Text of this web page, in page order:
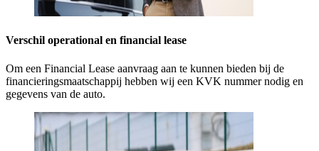
Verschil operational en financial lease
Om een Financial Lease aanvraag aan te kunnen bieden bij de
financieringsmaatschappij hebben wij een KVK nummer nodig en
gegevens van de auto.